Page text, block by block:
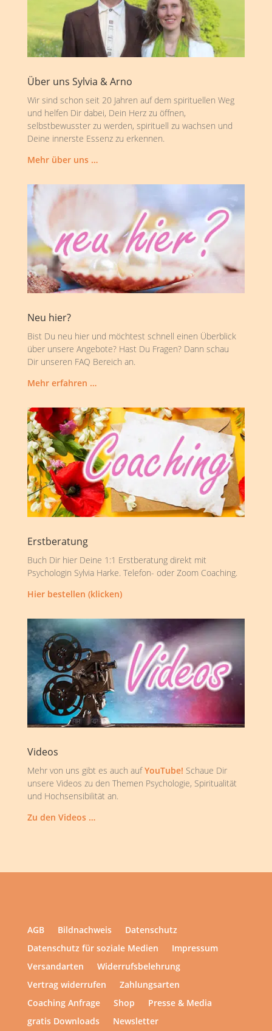
Über uns Sylvia & Arno
Wir sind schon seit 20 Jahren auf dem spirituellen Weg
und helfen Dir dabei, Dein Herz zu öffnen,
selbstbewusster zu werden, spirituell zu wachsen und
Deine innerste Essenz zu erkennen.
Mehr über uns …
Neu hier?
Bist Du neu hier und möchtest schnell einen Überblick
über unsere Angebote? Hast Du Fragen? Dann schau
Dir unseren FAQ Bereich an.
Mehr erfahren …
Erstberatung
Buch Dir hier Deine 1:1 Erstberatung direkt mit
Psychologin Sylvia Harke. Telefon- oder Zoom Coaching.
Hier bestellen (klicken)
Videos
Mehr von uns gibt es auch aufYouTube! Schaue Dir
unsere Videos zu den Themen Psychologie, Spiritualität
und Hochsensibilität an.
Zu den Videos …
AGB Bildnachweis
Datenschutz
Datenschutz für soziale Medien
Impressum
Versandarten
Widerrufsbelehrung
Vertrag widerrufen
Zahlungsarten
Coaching Anfrage
Shop
Presse & Media
gratis Downloads
Newsletter